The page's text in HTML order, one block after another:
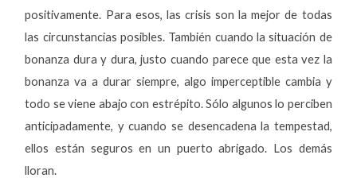
positivamente. Para esos, las crisis son la mejor de todas
las circunstancias posibles. También cuando la situación de
bonanza dura y dura, justo cuando parece que esta vez la
bonanza va a durar siempre, algo imperceptible cambia y
todo se viene abajo con estrépito. Sólo algunos lo perciben
anticipadamente, y cuando se desencadena la tempestad,
ellos están seguros en un puerto abrigado. Los demás
lloran.